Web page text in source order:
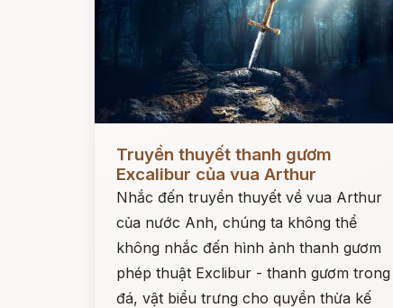
Đọc ngay
Truyền thuyết thanh gươm
Excalibur của vua Arthur
Nhắc đến truyền thuyết về vua Arthur
của nước Anh, chúng ta không thể
không nhắc đến hình ảnh thanh gươm
phép thuật Exclibur - thanh gươm trong
đá, vật biểu trưng cho quyền thừa kế